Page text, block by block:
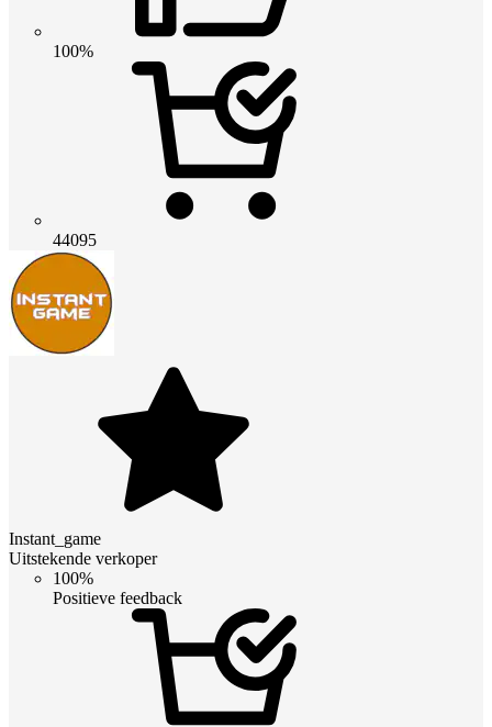
100%
44095
Instant_game
Uitstekende verkoper
100%
Positieve feedback